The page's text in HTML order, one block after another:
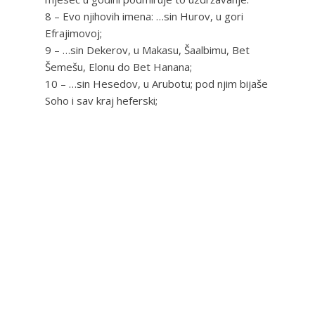
8 – Evo njihovih imena: …sin Hurov, u gori
Efrajimovoj;
9 – …sin Dekerov, u Makasu, Šaalbimu, Bet
Šemešu, Elonu do Bet Hanana;
10 – …sin Hesedov, u Arubotu; pod njim bijaše
Soho i sav kraj heferski;